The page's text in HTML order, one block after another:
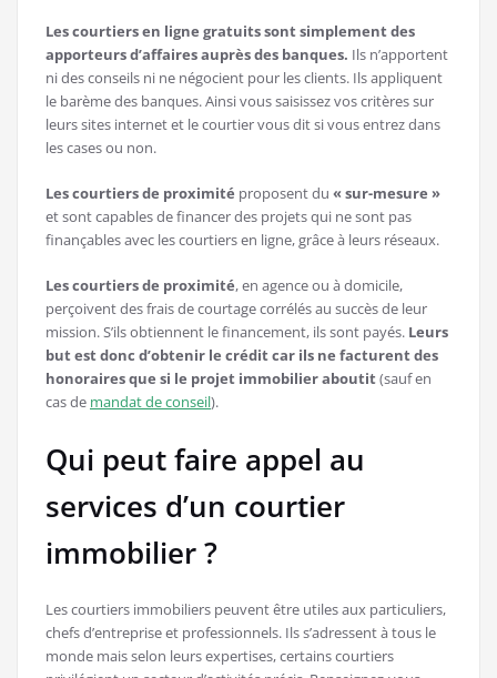
Les courtiers en ligne gratuits sont simplement des
apporteurs d’affaires auprès des banques. Ils n’apportent
ni des conseils ni ne négocient pour les clients. Ils appliquent
le barème des banques. Ainsi vous saisissez vos critères sur
leurs sites internet et le courtier vous dit si vous entrez dans
les cases ou non.
Les courtiers de proximité proposent du « sur-mesure »
et sont capables de financer des projets qui ne sont pas
finançables avec les courtiers en ligne, grâce à leurs réseaux.
Les courtiers de proximité, en agence ou à domicile,
perçoivent des frais de courtage corrélés au succès de leur
mission. S’ils obtiennent le financement, ils sont payés. Leurs
but est donc d’obtenir le crédit car ils ne facturent des
honoraires que si le projet immobilier aboutit(sauf en
cas de mandat de conseil).
Qui peut faire appel au
services d’un courtier
immobilier ?
Les courtiers immobiliers peuvent être utiles aux particuliers,
chefs d’entreprise et professionnels. Ils s’adressent à tous le
monde mais selon leurs expertises, certains courtiers